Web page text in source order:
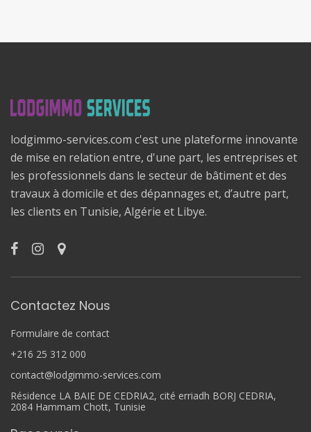
lodgimmo-services.com c'est une plateforme innovante
de mise en relation entre, d'une part, les entreprises et
les professionnels dans le secteur de bâtiment et des
travaux à domicile et des dépannages et, d’autre part,
les clients en Tunisie, Algérie et Libye.
Contactez Nous
Formulaire de contact
+216 25 312 000
contact@lodgimmo-services.com
Résidence LA BAIE DE CEDRIA2, cité erriadh BORJ CEDRIA,
2084 Hammam Chott, Tunisie